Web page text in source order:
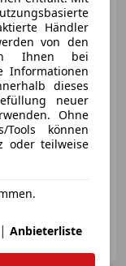
Händler
von den
Ihnen bei
Informationen
dieses
neuer
Ohne
Tools können
oder teilweise
| Anbieterliste